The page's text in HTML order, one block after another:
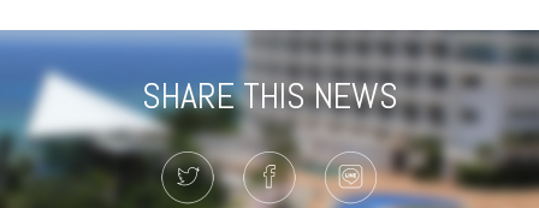
SHARE THIS NEWS